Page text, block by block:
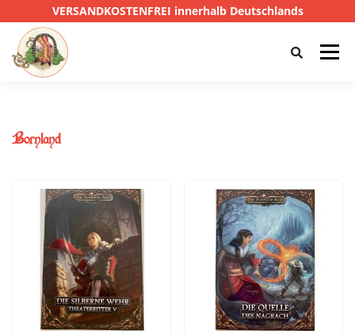
VERSANDKOSTENFREI innerhalb Deutschlands
Menü
SONSTIGE
Bornland